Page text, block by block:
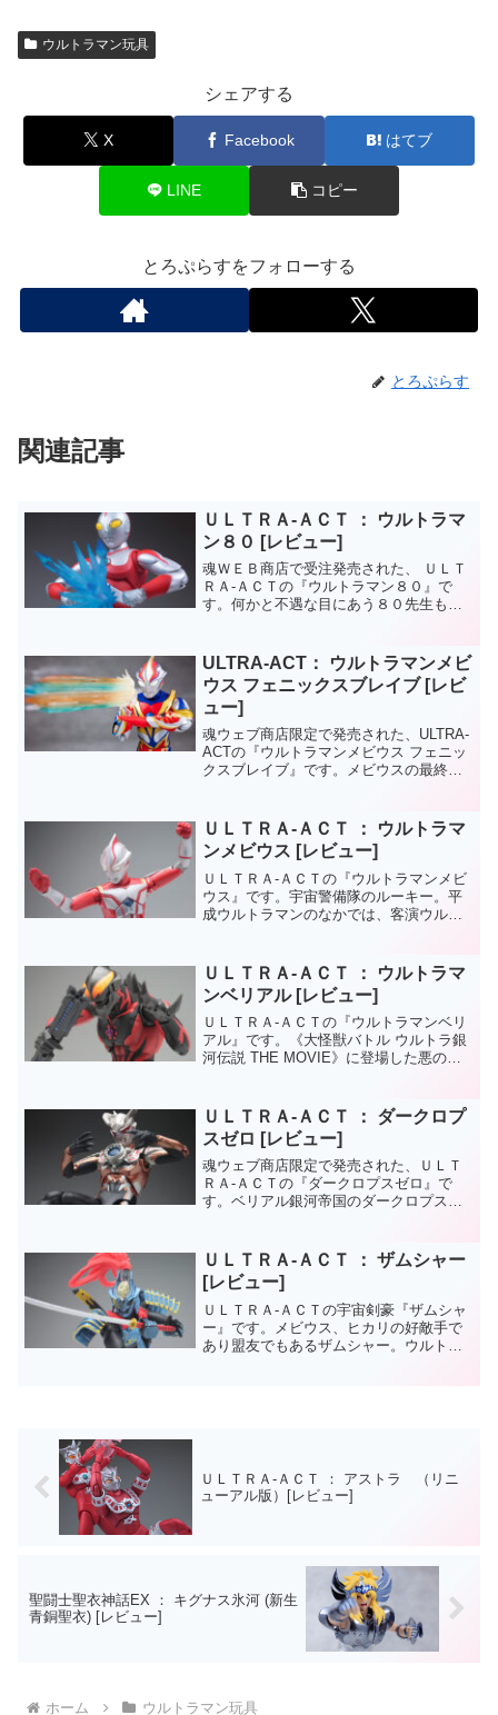
ウルトラマン玩具
シェアする
X Facebook はてブ
LINE コピー
とろぷらすをフォローする
とろぷらす
関連記事
ＵＬＴＲＡ‐ＡＣＴ ： ウルトラマ
ン８０ [レビュー]
魂ＷＥＢ商店で受注発売された、 ＵＬＴ
ＲＡ‐ＡＣＴの『ウルトラマン８０』で
す。何かと不遇な目にあう８０先生も、
たったと思ったら、フィギュアはWEB限
定。一応YV放送され...
ULTRA-ACT： ウルトラマンメビ
ウス フェニックスブレイブ [レビ
ュー]
魂ウェブ商店限定で発売された、ULTRA-
ACTの『ウルトラマンメビウス フェニッ
クスブレイブ』です。メビウスの最終バ
ス版ゾフィーに付属のファイナルメテオ
ールパーツとの...
ＵＬＴＲＡ‐ＡＣＴ ： ウルトラマ
ンメビウス [レビュー]
ＵＬＴＲＡ‐ＡＣＴの『ウルトラマンメビ
ウス』です。宇宙警備隊のルーキー。平
成ウルトラマンのなかでは、客演ウルト
好きです。ウルトラマンと正体がバレて
も防衛隊と共闘する展開...
ＵＬＴＲＡ‐ＡＣＴ ： ウルトラマ
ンベリアル [レビュー]
ＵＬＴＲＡ‐ＡＣＴの『ウルトラマンベリ
アル』です。《大怪獣バトル ウルトラ銀
河伝説 THE MOVIE》に登場した悪のウ
方も多いのでは？そんなベリアル様のア
クションフィ...
ＵＬＴＲＡ‐ＡＣＴ ： ダークロプ
スゼロ [レビュー]
魂ウェブ商店限定で発売された、ＵＬＴ
ＲＡ‐ＡＣＴの『ダークロプスゼロ』で
す。ベリアル銀河帝国のダークロプスプ
持っているものの、まぁ大抵そういうの
は最初だけで。。。最後は...
ＵＬＴＲＡ‐ＡＣＴ ： ザムシャー
[レビュー]
ＵＬＴＲＡ‐ＡＣＴの宇宙剣豪『ザムシャ
ー』です。メビウス、ヒカリの好敵手で
あり盟友でもあるザムシャー。ウルトラ
ＵＬＴＲＡ‐ＡＣＴ ： アストラ （リニ
ューアル版）[レビュー]
聖闘士聖衣神話EX ： キグナス氷河 (新生
青銅聖衣) [レビュー]
ホーム ウルトラマン玩具